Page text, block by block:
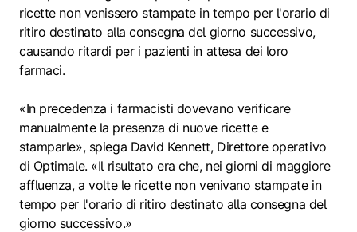
ricette non venissero stampate in tempo per l'orario di
ritiro destinato alla consegna del giorno successivo,
causando ritardi per i pazienti in attesa dei loro
farmaci.
«In precedenza i farmacisti dovevano verificare
manualmente la presenza di nuove ricette e
stamparle», spiega David Kennett, Direttore operativo
di Optimale. «Il risultato era che, nei giorni di maggiore
affluenza, a volte le ricette non venivano stampate in
tempo per l'orario di ritiro destinato alla consegna del
giorno successivo.»